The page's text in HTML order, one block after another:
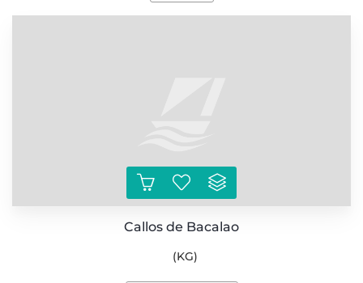
Callos de Bacalao
(KG)